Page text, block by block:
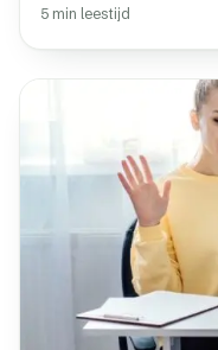
5 min leestijd